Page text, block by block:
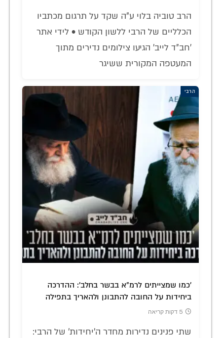
הרב טוביה בלוי ע"ה שקד על תרגום מכתביו
הכלליים של הרבי ללשון הקודש • לידי אתר
'חב"ד לייב' הגיעו צילומים נדירים מתוך
המעטפה המקורית ששיגר
הרבי
'כמו שמצייתים לרמ"א בבשר בחלב': ההדרכה
ביחידות על החובה להתבונן ולהאריך בתפילה
5 דקות קריאה
שתי פנינים נדירות מחדר ה'יחידות' של הרבי: